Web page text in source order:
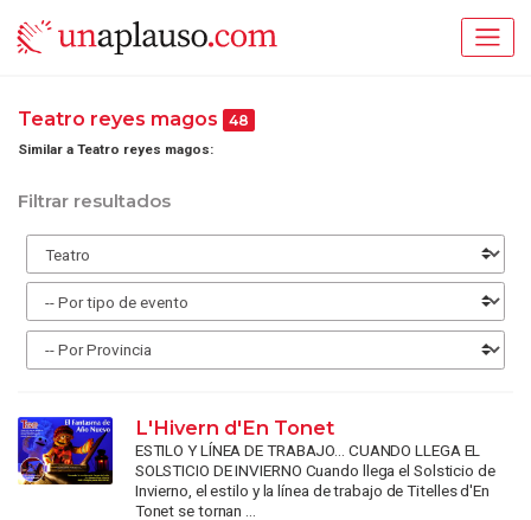
Teatro reyes magos 48
Similar a Teatro reyes magos:
Filtrar resultados
L'Hivern d'En Tonet
ESTILO Y LÍNEA DE TRABAJO... CUANDO LLEGA EL
SOLSTICIO DE INVIERNO Cuando llega el Solsticio de
Invierno, el estilo y la línea de trabajo de Titelles d'En
Tonet se tornan ...